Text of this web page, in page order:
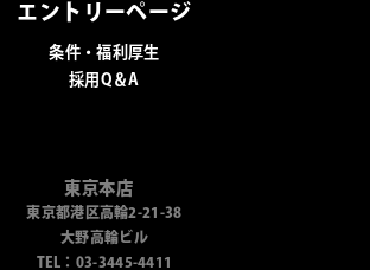
エントリーページ
条件・福利厚生
採用Q＆A
東京本店
東京都港区高輪2-21-38
大野高輪ビル
TEL：03-3445-4411